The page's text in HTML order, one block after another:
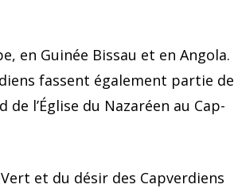
en Guinée Bissau et en Angola.
fassent également partie de
l’Église du Nazaréen au Cap-
et du désir des Capverdiens